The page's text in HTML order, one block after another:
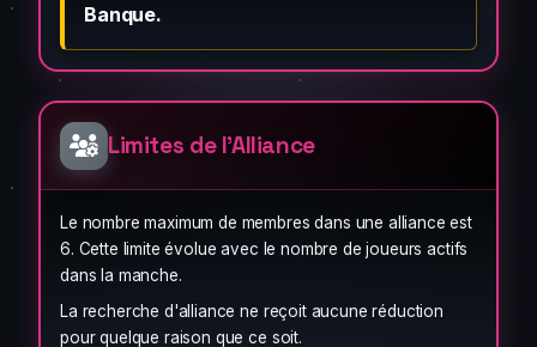
Banque.
Limites de l'Alliance
Le nombre maximum de membres dans une alliance est
6. Cette limite évolue avec le nombre de joueurs actifs
dans la manche.
La recherche d'alliance ne reçoit aucune réduction
pour quelque raison que ce soit.